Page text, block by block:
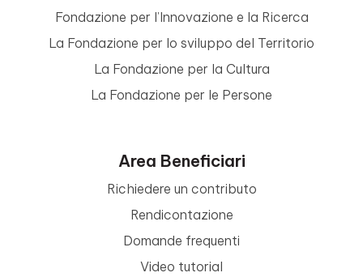
Fondazione per l’Innovazione e la Ricerca
La Fondazione per lo sviluppo del Territorio
La Fondazione per la Cultura
La Fondazione per le Persone
Area Beneficiari
Richiedere un contributo
Rendicontazione
Domande frequenti
Video tutorial